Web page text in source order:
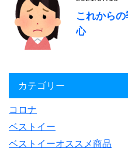
これから
心
カテゴリー
コロナ
ベストイー
ベストイーオススメ商品